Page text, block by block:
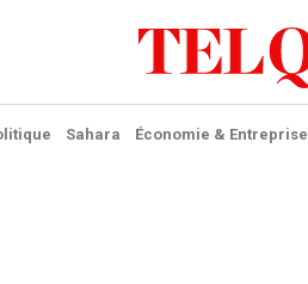
Sahara Économie & Entreprise